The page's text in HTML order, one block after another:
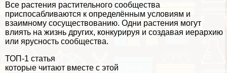
Все растения растительного сообщества
приспосабливаются к определённым условиям и
взаимному сосуществованию. Одни растения могут
влиять на жизнь других, конкурируя и создавая иерархию
или ярусность сообщества.
ТОП-1 статья
которые читают вместе с этой